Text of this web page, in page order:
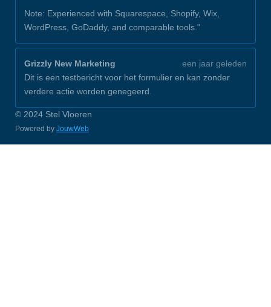
Note: Experienced with Squarespace, Shopify, Wix,
WordPress, GoDaddy, and comparable tools."
Grizzly New Marketing
een jaar geleden
Dit is een testbericht voor het formulier en kan zonder
verdere actie worden genegeerd.
© 2024 Stel Vloeren
Powered by JouwWeb